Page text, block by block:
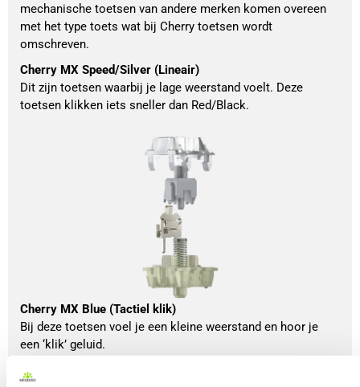
mechanische toetsen van andere merken komen overeen
met het type toets wat bij Cherry toetsen wordt
omschreven.
Cherry MX Speed/Silver (Lineair)
Dit zijn toetsen waarbij je lage weerstand voelt. Deze
toetsen klikken iets sneller dan Red/Black.
Cherry MX Blue (Tactiel klik)
Bij deze toetsen voel je een kleine weerstand en hoor je
een ‘klik’ geluid.